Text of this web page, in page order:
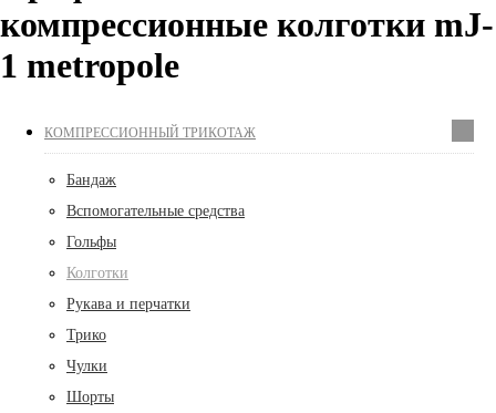
компрессионные колготки mJ-
1 metropole
КОМПРЕССИОННЫЙ ТРИКОТАЖ
Бандаж
Вспомогательные средства
Гольфы
Колготки
Рукава и перчатки
Трико
Чулки
Шорты